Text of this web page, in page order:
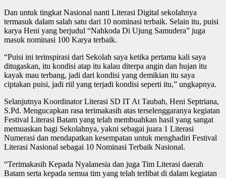
Dan untuk tingkat Nasional nanti Literasi Digital sekolahnya
termasuk dalam salah satu dari 10 nominasi terbaik. Selain itu, puisi
karya Heni yang berjudul “Nahkoda Di Ujung Samudera” juga
masuk nominasi 100 Karya terbaik.
“Puisi ini terinspirasi dari Sekolah saya ketika pertama kali saya
ditugaskan, itu kondisi atap itu kalau diterpa angin dan hujan itu
kayak mau terbang, jadi dari kondisi yang demikian itu saya
ciptakan puisi, jadi riil yang terjadi kondisi seperti itu,” ungkapnya.
Selanjutnya Koordinator Literasi SD IT At Taubah, Heni Septriana,
S.Pd. Mengucapkan rasa terimakasih atas terselenggaranya kegiatan
Festival Literasi Batam yang telah membuahkan hasil yang sangat
memuaskan bagi Sekolahnya, yakni sebagai juara 1 Literasi
Numerasi dan mendapatkan kesempatan untuk menghadiri Festival
Literasi Nasional sebagai 10 Nominasi Terbaik Nasional.
“Terimakasih Kepada Nyalanesia dan juga Tim Literasi daerah
Batam serta kepada semua tim yang telah terlibat di dalam kegiatan